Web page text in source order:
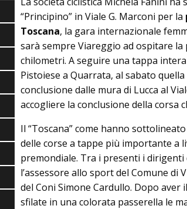
“Principino” in Viale G. Marconi per la
Toscana, la gara internazionale
sarà sempre Viareggio ad ospitare
chilometri. A seguire una tappa
Pistoiese a Quarrata, al sabato
conclusione dalle mura di Lucca al
accogliere la conclusione della corsa
Il “Toscana” come hanno
delle corse a tappe più importante a
premondiale. Tra i presenti i
l’assessore allo sport del Comune di
del Coni Simone Cardullo. Dopo
sfilate in una colorata passerella le